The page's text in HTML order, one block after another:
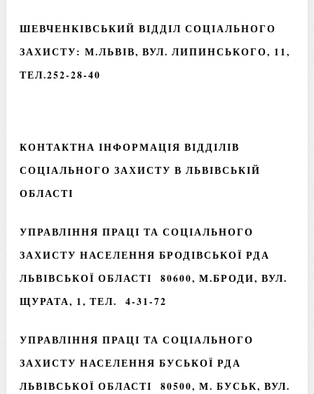
ШЕВЧЕНКІВСЬКИЙ ВІДДІЛ СОЦІАЛЬНОГО
ЗАХИСТУ: М.ЛЬВІВ, ВУЛ. ЛИПИНСЬКОГО, 11,
ТЕЛ.252-28-40
КОНТАКТНА ІНФОРМАЦІЯ ВІДДІЛІВ
СОЦІАЛЬНОГО ЗАХИСТУ В ЛЬВІВСЬКІЙ
ОБЛАСТІ
УПРАВЛІННЯ ПРАЦІ ТА СОЦІАЛЬНОГО
ЗАХИСТУ НАСЕЛЕННЯ БРОДІВСЬКОЇ РДА
ЛЬВІВСЬКОЇ ОБЛАСТІ 80600, М.БРОДИ, ВУЛ.
ЩУРАТА, 1, ТЕЛ. 4-31-72
УПРАВЛІННЯ ПРАЦІ ТА СОЦІАЛЬНОГО
ЗАХИСТУ НАСЕЛЕННЯ БУСЬКОЇ РДА
ЛЬВІВСЬКОЇ ОБЛАСТІ 80500, М. БУСЬК, ВУЛ.